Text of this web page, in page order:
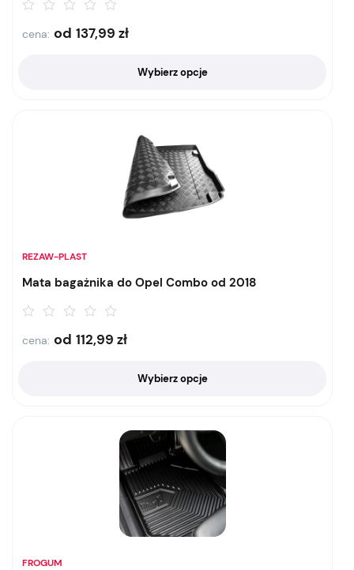
cena: od 137,99 zł
Wybierz opcje
REZAW-PLAST
Mata bagażnika do Opel Combo od 2018
cena: od 112,99 zł
Wybierz opcje
FROGUM